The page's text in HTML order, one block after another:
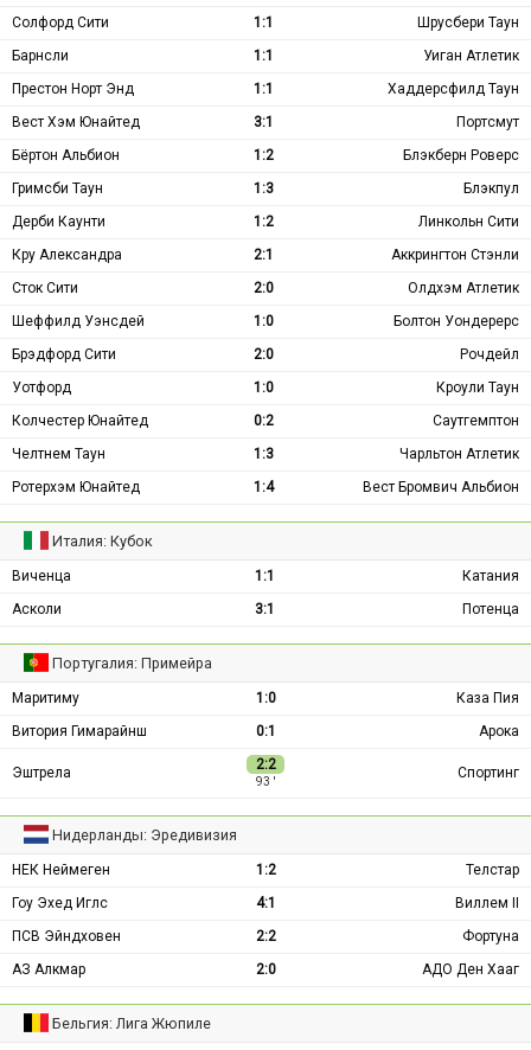
Солфорд Сити
1:1
Шрусбери Таун
Барнсли
1:1
Уиган Атлетик
Престон Норт Энд
1:1
Хаддерсфилд Таун
Вест Хэм Юнайтед
3:1
Портсмут
Бёртон Альбион
1:2
Блэкберн Роверс
Гримсби Таун
1:3
Блэкпул
Дерби Каунти
1:2
Линкольн Сити
Кру Александра
2:1
Аккрингтон Стэнли
Сток Сити
2:0
Олдхэм Атлетик
Шеффилд Уэнсдей
1:0
Болтон Уондерерс
Брэдфорд Сити
2:0
Рочдейл
Уотфорд
1:0
Кроули Таун
Колчестер Юнайтед
0:2
Саутгемптон
Челтнем Таун
1:3
Чарльтон Атлетик
Ротерхэм Юнайтед
1:4 Вест Бромвич Альбион
Италия: Кубок
Виченца 1:1
Катания
Асколи
3:1 Потенца
Португалия: Примейра
Маритиму 1:0
Каза Пия
Витория Гимарайнш
0:1 Арока
Эштрела 2:2
93 ′
Спортинг
Нидерланды: Эредивизия
НЕК Неймеген 1:2
Телстар
Гоу Эхед Иглс
4:1
Виллем II
ПСВ Эйндховен
2:2
Фортуна
АЗ Алкмар
2:0 АДО Ден Хааг
Бельгия: Лига Жюпиле